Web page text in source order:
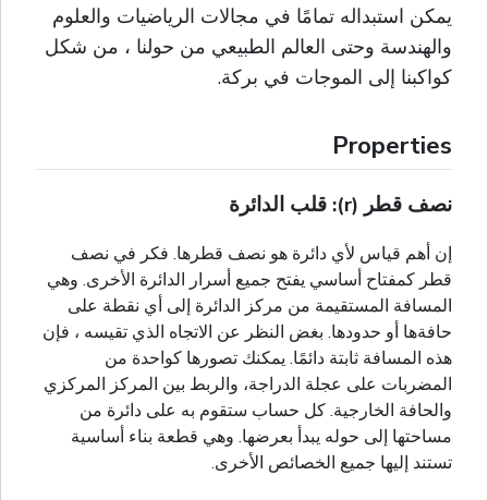
يمكن استبداله تمامًا في مجالات الرياضيات والعلوم
والهندسة وحتى العالم الطبيعي من حولنا ، من شكل
كواكبنا إلى الموجات في بركة.
Properties
نصف قطر (r): قلب الدائرة
إن أهم قياس لأي دائرة هو نصف قطرها. فكر في نصف
قطر كمفتاح أساسي يفتح جميع أسرار الدائرة الأخرى. وهي
المسافة المستقيمة من مركز الدائرة إلى أي نقطة على
حافةها أو حدودها. بغض النظر عن الاتجاه الذي تقيسه ، فإن
هذه المسافة ثابتة دائمًا. يمكنك تصورها كواحدة من
المضربات على عجلة الدراجة، والربط بين المركز المركزي
والحافة الخارجية. كل حساب ستقوم به على دائرة من
مساحتها إلى حوله يبدأ بعرضها. وهي قطعة بناء أساسية
تستند إليها جميع الخصائص الأخرى.